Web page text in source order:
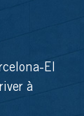
El
à